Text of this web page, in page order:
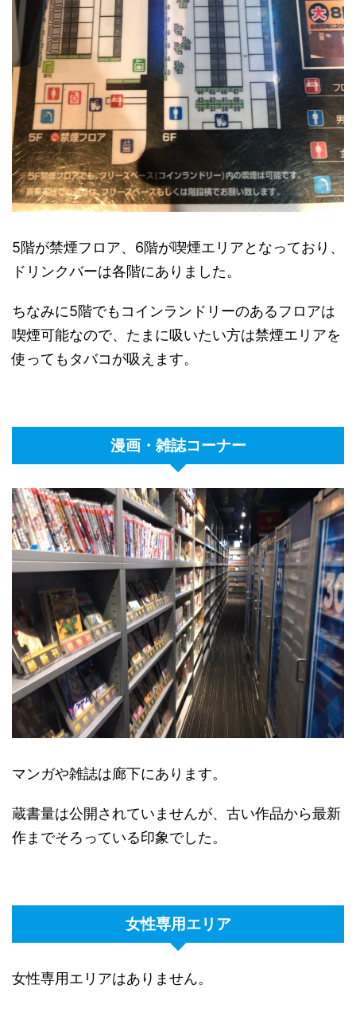
5階が禁煙フロア、6階が喫煙エリアとなっており、
ドリンクバーは各階にありました。
ちなみに5階でもコインランドリーのあるフロアは
喫煙可能なので、たまに吸いたい方は禁煙エリアを
使ってもタバコが吸えます。
漫画・雑誌コーナー
マンガや雑誌は廊下にあります。
蔵書量は公開されていませんが、古い作品から最新
作までそろっている印象でした。
女性専用エリア
女性専用エリアはありません。